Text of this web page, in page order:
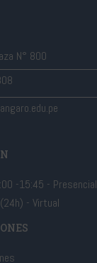
N° 800
-15:45 - Presencial
- Virtual